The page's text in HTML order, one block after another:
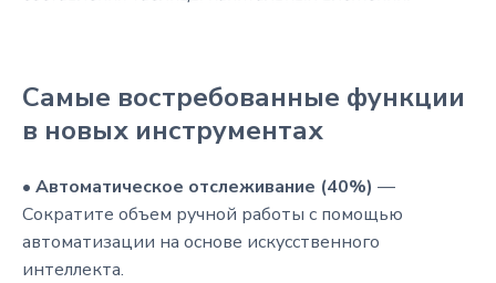
Самые востребованные функции
в новых инструментах
• Автоматическое отслеживание (40%) —
Сократите объем ручной работы с помощью
автоматизации на основе искусственного
интеллекта.